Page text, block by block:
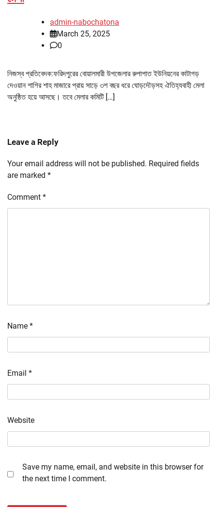
admin-nabochatona
March 25, 2025
0
নিজস্ব প্রতিবেদক:ফরিদপুরের বোয়ালমারী উপজেলার রুপাপাত ইউনিয়নের কাটাগড়
দেওয়ান শাগির শাহ মাজারে প্রায় সাড়ে ৩শ বছর ধরে ঘোড়দৌড়সহ ঐতিহ্যবাহী মেলা
অনুষ্ঠিত হয়ে আসছে। তবে মেলার কমিটি […]
Leave a Reply
Your email address will not be published. Required fields
are marked *
Comment *
Name *
Email *
Website
Save my name, email, and website in this browser for
the next time I comment.